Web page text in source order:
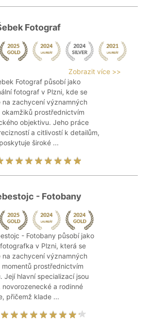
Fotograf
Zobrazit více >>
Fotograf působí jako
fotograf v Plzni, kde se
na zachycení významných
okamžiků prostřednictvím
objektivu. Jeho práce
a citlivostí k detailům,
široké ...
- Fotobany
- Fotobany působí jako
v Plzni, která se
na zachycení významných
momentů prostřednictvím
Její hlavní specializací jsou
novorozenecké a rodinné
přičemž klade ...